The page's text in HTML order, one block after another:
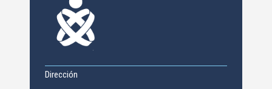
Dirección